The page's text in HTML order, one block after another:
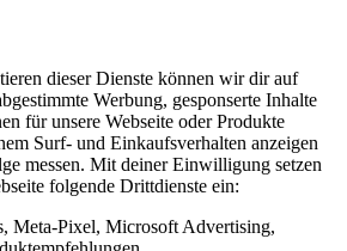
dieser Dienste können wir dir auf
Werbung, gesponserte Inhalte
für unsere Webseite oder Produkte
Surf- und Einkaufsverhalten anzeigen
messen. Mit deiner Einwilligung setzen
folgende Drittdienste ein:
Meta-Pixel, Microsoft Advertising,